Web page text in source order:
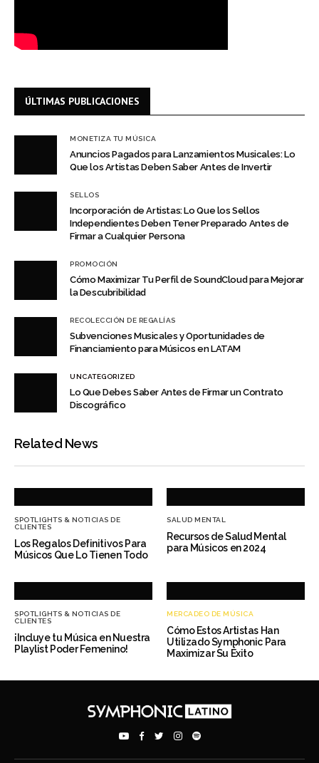
ÚLTIMAS PUBLICACIONES
MONETIZA TU MÚSICA
Anuncios Pagados para Lanzamientos Musicales: Lo
Que los Artistas Deben Saber Antes de Invertir
SELLOS
Incorporación de Artistas: Lo Que los Sellos
Independientes Deben Tener Preparado Antes de
Firmar a Cualquier Persona
PROMOCIÓN
Cómo Maximizar Tu Perfil de SoundCloud para Mejorar
la Descubribilidad
RECOLECCIÓN DE REGALÍAS
Subvenciones Musicales y Oportunidades de
Financiamiento para Músicos en LATAM
UNCATEGORIZED
Lo Que Debes Saber Antes de Firmar un Contrato
Discográfico
Related News
SPOTLIGHTS & NOTICIAS DE
CLIENTES
Los Regalos Definitivos Para
Músicos Que Lo Tienen Todo
SALUD MENTAL
Recursos de Salud Mental
para Músicos en 2024
SPOTLIGHTS & NOTICIAS DE
CLIENTES
¡Incluye tu Música en Nuestra
Playlist Poder Femenino!
MERCADEO DE MÚSICA
Cómo Estos Artistas Han
Utilizado Symphonic Para
Maximizar Su Éxito